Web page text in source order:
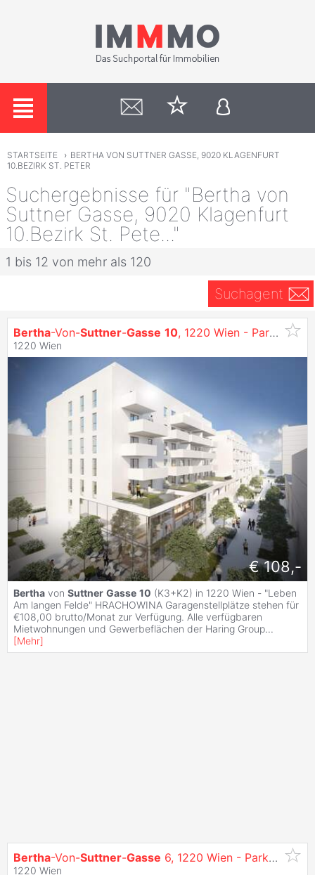
STARTSEITE › BERTHA VON SUTTNER GASSE, 9020 KLAGENFURT
10.BEZIRK ST. PETER
Suchergebnisse für "Bertha von
Suttner Gasse, 9020 Klagenfurt
10.Bezirk St. Pete..."
1 bis 12 von mehr als 120
Suchagent
Bertha-Von-Suttner-Gasse 10, 1220 Wien - Parkplätze
1220 Wien
€ 108,-
Bertha von Suttner Gasse 10 (K3+K2) in 1220 Wien - "Leben
Am langen Felde" HRACHOWINA Garagenstellplätze stehen für
€108,00 brutto/Monat zur Verfügung. Alle verfügbaren
Mietwohnungen und Gewerbeflächen der Haring Group...
[Mehr]
Bertha-Von-Suttner-Gasse 6, 1220 Wien - Parkplätze
1220 Wien